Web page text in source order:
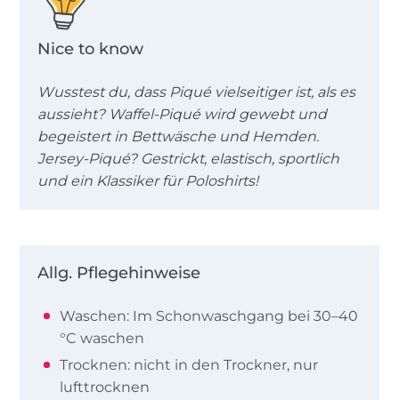
Nice to know
Wusstest du, dass Piqué vielseitiger ist, als es
aussieht? Waffel-Piqué wird gewebt und
begeistert in Bettwäsche und Hemden.
Jersey-Piqué? Gestrickt, elastisch, sportlich
und ein Klassiker für Poloshirts!
Allg. Pflegehinweise
Waschen: Im Schonwaschgang bei 30–40
°C waschen
Trocknen: nicht in den Trockner, nur
lufttrocknen